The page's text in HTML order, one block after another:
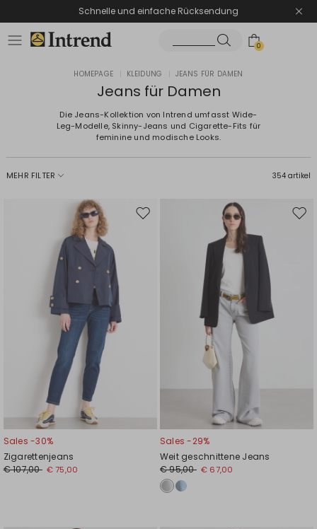
Schnelle und einfache Rücksendung
0
HOMEPAGE KLEIDUNG JEANS FÜR DAMEN
Jeans für Damen
Die Jeans-Kollektion von Intrend umfasst Wide-
Leg-Modelle, Skinny-Jeans und Cigarette-Fits für
feminine und modische Looks.
MEHR FILTER 354 artikel
Auf
Sales -30%
Zigarettenjeans
€ 107,00 € 75,00
Auf
Sales -29%
Weit geschnittene Jeans
€ 95,00 € 67,00